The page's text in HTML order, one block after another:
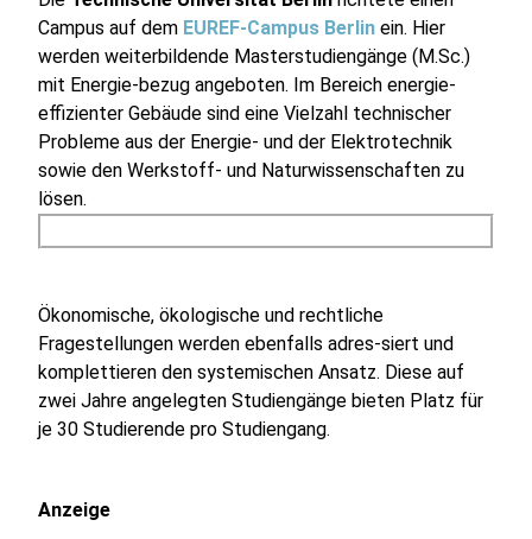
Campus auf dem EUREF-Campus Berlin ein. Hier
werden weiterbildende Masterstudiengänge (M.Sc.)
mit Energie-bezug angeboten. Im Bereich energie-
effizienter Gebäude sind eine Vielzahl technischer
Probleme aus der Energie- und der Elektrotechnik
sowie den Werkstoff- und Naturwissenschaften zu
lösen.
Ökonomische, ökologische und rechtliche
Fragestellungen werden ebenfalls adres-siert und
komplettieren den systemischen Ansatz. Diese auf
zwei Jahre angelegten Studiengänge bieten Platz für
je 30 Studierende pro Studiengang.
Anzeige